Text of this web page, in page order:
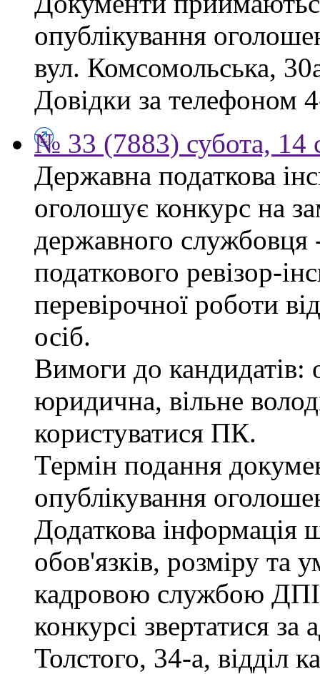
опублікування
вул. Комсомольська,
Довідки за телефоном
№ 33 (7883) субота, 14
Державна податкова
оголошує конкурс на
державного
податкового ревізор-
перевірочної роботи
осіб.
Вимоги до кандидатів:
юридична, вільне
користуватися ПК.
Термін подання
опублікування
Додаткова інформація
обов'язків, розміру та
кадровою службою
конкурсі звертатися
Толстого, 34-а, відділ